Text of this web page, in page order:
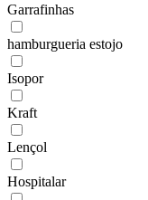
Garrafinhas
hamburgueria estojo
Isopor
Kraft
Lençol
Hospitalar